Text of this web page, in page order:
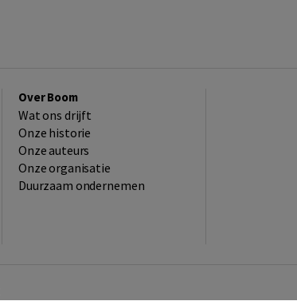
Over Boom
Wat ons drijft
Onze historie
Onze auteurs
Onze organisatie
Duurzaam ondernemen